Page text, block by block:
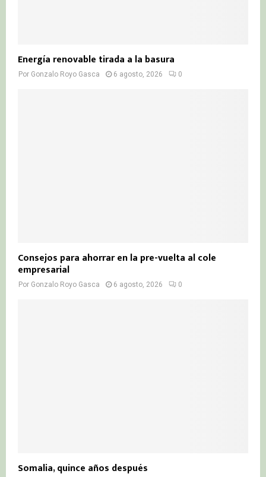
Energía renovable tirada a la basura
Por Gonzalo Royo Gasca 6 agosto, 2026 0
Consejos para ahorrar en la pre-vuelta al cole
empresarial
Por Gonzalo Royo Gasca 6 agosto, 2026 0
Somalia, quince años después